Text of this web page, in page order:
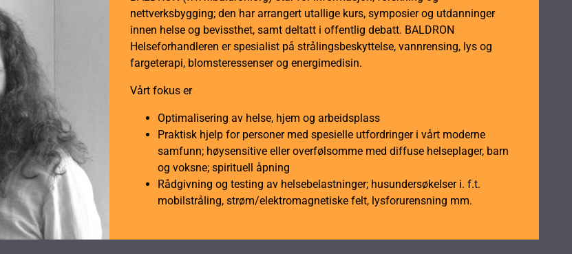
nettverksbygging; den har arrangert utallige kurs, symposier og utdanninger
innen helse og bevissthet, samt deltatt i offentlig debatt. BALDRON
Helseforhandleren er spesialist på strålingsbeskyttelse, vannrensing, lys og
fargeterapi, blomsteressenser og energimedisin.
Vårt fokus er
Optimalisering av helse, hjem og arbeidsplass
Praktisk hjelp for personer med spesielle utfordringer i vårt moderne
samfunn; høysensitive eller overfølsomme med diffuse helseplager, barn
og voksne; spirituell åpning
Rådgivning og testing av helsebelastninger; husundersøkelser i. f.t.
mobilstråling, strøm/elektromagnetiske felt, lysforurensning mm.